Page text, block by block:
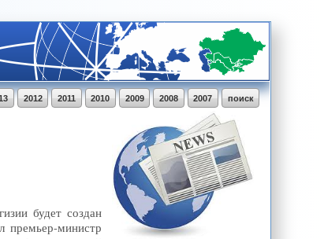
поиск
2007
2008
2009
2010
2011
2012
будет создан
премьер-министр